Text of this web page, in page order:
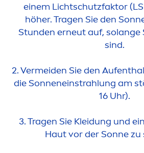
einem Lichtschutzfaktor
höher. Tragen Sie den
Stunden erneut auf, solange
sind.
2. Vermeiden Sie den
die Sonneneinstrahlung am
16 Uhr).
3. Tragen Sie Kleidung und
Haut vor der Sonne zu